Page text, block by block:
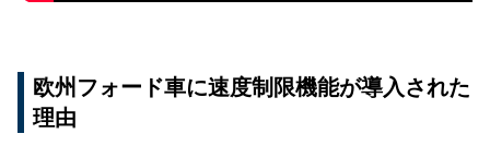
欧州フォード車に速度制限機能が導入された
理由